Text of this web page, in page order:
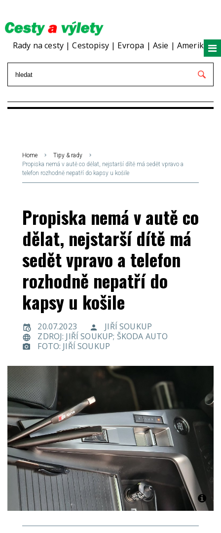
Rady na cesty | Cestopisy | Evropa | Asie | Amerika
Home
Tipy & rady
Propiska nemá v autě co dělat, nejstarší dítě má sedět vpravo a
telefon rozhodně nepatří do kapsy u košile
Propiska nemá v autě co
dělat, nejstarší dítě má
sedět vpravo a telefon
rozhodně nepatří do
kapsy u košile
20.07.2023
JIŘÍ SOUKUP
ZDROJ: JIŘÍ SOUKUP; ŠKODA AUTO
FOTO: JIŘÍ SOUKUP